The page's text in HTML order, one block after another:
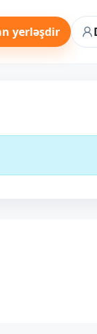
yerləşdir